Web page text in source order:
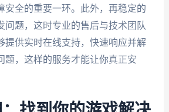
安全的重要一环。此外，再稳定的
问题，这时专业的售后与技术团队
提供实时在线支持，快速响应并解
题，这样的服务才能让你真正安